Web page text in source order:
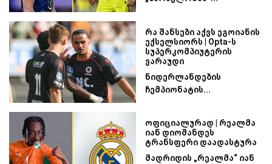
რა შანსები აქვს ეგოიანის
ექსელსიორს | Opta-ს
სუპერკომპიუტერის
ვარაუდი
ნიდერლანდების
ჩემპიონატის...
ოფიციალურად | რეალმა
იან დიომანდეს
ტრანსფერი დაადასტურა
მადრიდის „რეალმა“ იან